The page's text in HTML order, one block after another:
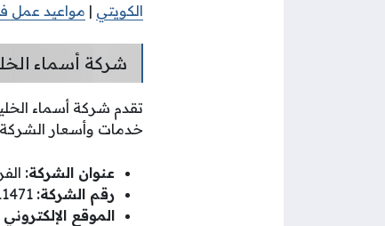
الكويتي | مواعيد عمل
شركة أسماء
تقدم شركة أسماء
خدمات وأسعار الشركة
عنوان الشركة:
رقم الشركة:
الموقع